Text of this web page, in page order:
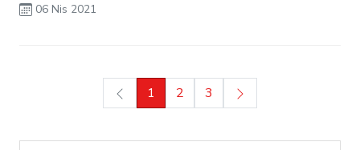
06 Nis 2021
1 2 3